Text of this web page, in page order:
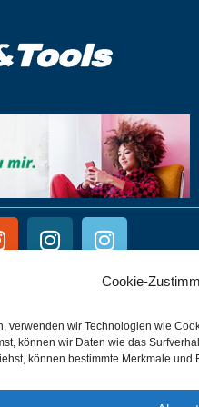
Cookie-
verwenden wir Technologien wie
können wir Daten wie das
können bestimmte Merkmale